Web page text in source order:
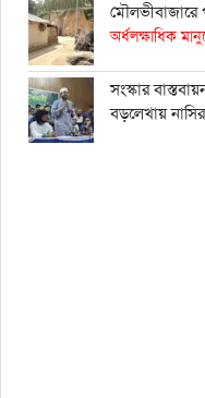
মৌলভীবাজারে
অর্ধলক্ষাধিক
সংস্কার
বড়লেখায়